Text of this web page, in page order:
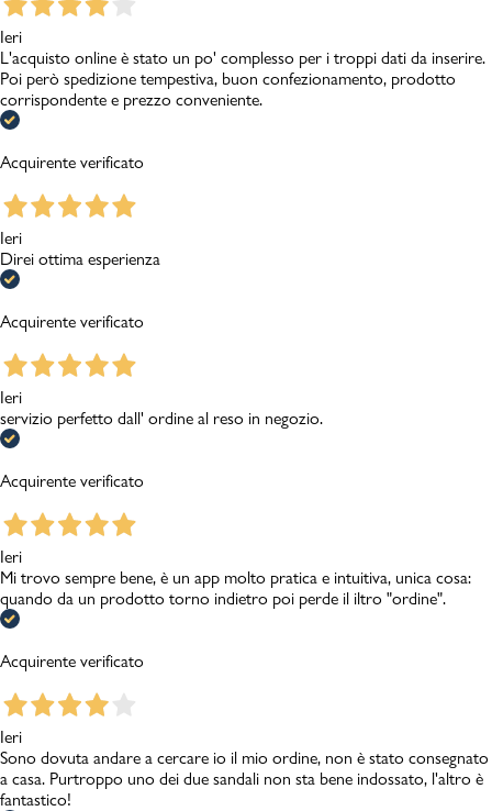
Ieri
L'acquisto online è stato un po' complesso per i troppi dati da inserire.
Poi però spedizione tempestiva, buon confezionamento, prodotto
corrispondente e prezzo conveniente.
Acquirente verificato
Ieri
Direi ottima esperienza
Acquirente verificato
Ieri
servizio perfetto dall' ordine al reso in negozio.
Acquirente verificato
Ieri
Mi trovo sempre bene, è un app molto pratica e intuitiva, unica cosa:
quando da un prodotto torno indietro poi perde il iltro "ordine".
Acquirente verificato
Ieri
Sono dovuta andare a cercare io il mio ordine, non è stato consegnato
a casa. Purtroppo uno dei due sandali non sta bene indossato, l'altro è
fantastico!